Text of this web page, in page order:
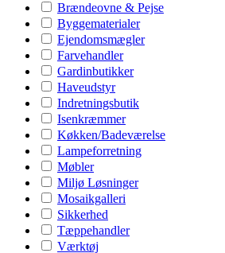
Brændeovne & Pejse
Byggematerialer
Ejendomsmægler
Farvehandler
Gardinbutikker
Haveudstyr
Indretningsbutik
Isenkræmmer
Køkken/Badeværelse
Lampeforretning
Møbler
Miljø Løsninger
Mosaikgalleri
Sikkerhed
Tæppehandler
Værktøj